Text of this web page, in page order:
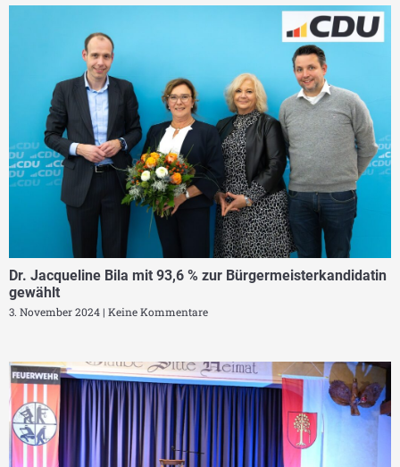
Dr. Jacqueline Bila mit 93,6 % zur Bürgermeisterkandidatin
gewählt
3. November 2024 Keine Kommentare